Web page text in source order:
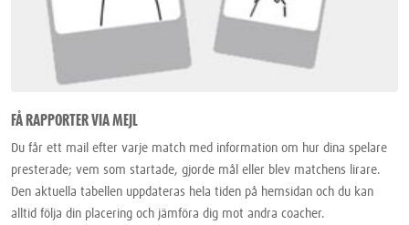
FÅ RAPPORTER VIA MEJL
Du får ett mail efter varje match med information om hur dina spelare
presterade; vem som startade, gjorde mål eller blev matchens lirare.
Den aktuella tabellen uppdateras hela tiden på hemsidan och du kan
alltid följa din placering och jämföra dig mot andra coacher.